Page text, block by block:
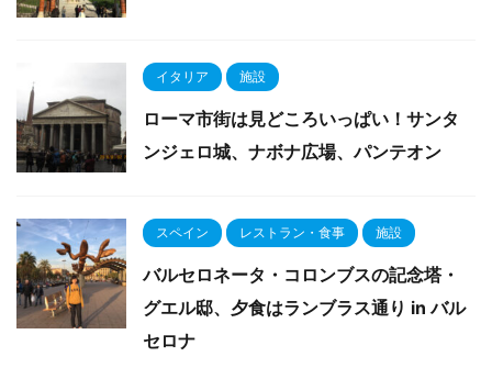
イタリア 施設
ローマ市街は見どころいっぱい！サンタ
ンジェロ城、ナボナ広場、パンテオン
スペイン レストラン・食事 施設
バルセロネータ・コロンブスの記念塔・
グエル邸、夕食はランブラス通り in バル
セロナ